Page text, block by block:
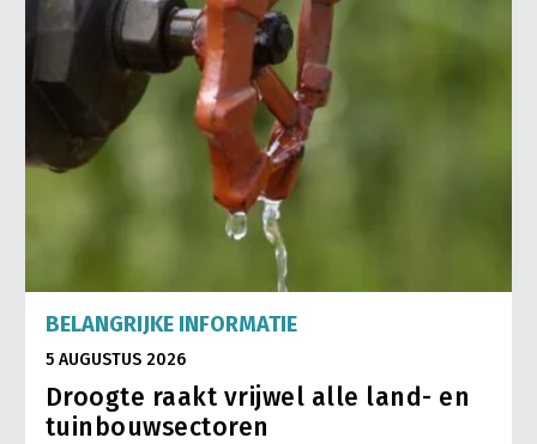
BELANGRIJKE INFORMATIE
5 AUGUSTUS 2026
Droogte raakt vrijwel alle land- en
tuinbouwsectoren